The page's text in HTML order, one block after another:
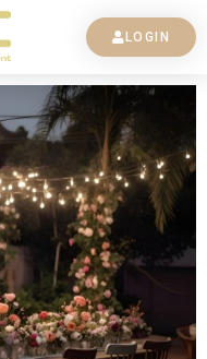
LOGIN